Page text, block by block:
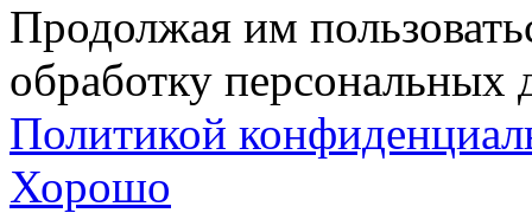
Продолжая им
обработку персональных
Политикой
Хорошо